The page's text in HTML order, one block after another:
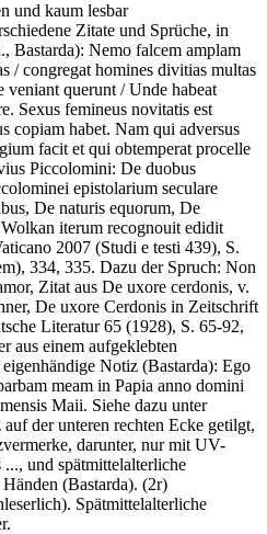
und kaum lesbar
Zitate und Sprüche, in
Bastarda): Nemo falcem amplam
/ congregat homines divitias multas
veniant querunt / Unde habeat
. Sexus femineus novitatis est
copiam habet. Nam qui adversus
facit et qui obtemperat procelle
Piccolomini: De duobus
epistolarium seculare
De naturis equorum, De
iterum recognouit edidit
2007 (Studi e testi 439), S.
334, 335. Dazu der Spruch: Non
, Zitat aus De uxore cerdonis, v.
De uxore Cerdonis in Zeitschrift
Literatur 65 (1928), S. 65-92,
aus einem aufgeklebten
Notiz (Bastarda): Ego
meam in Papia anno domini
Maii. Siehe dazu unter
der unteren rechten Ecke getilgt,
darunter, nur mit UV-
..., und spätmittelalterliche
(Bastarda). (2r)
Spätmittelalterliche